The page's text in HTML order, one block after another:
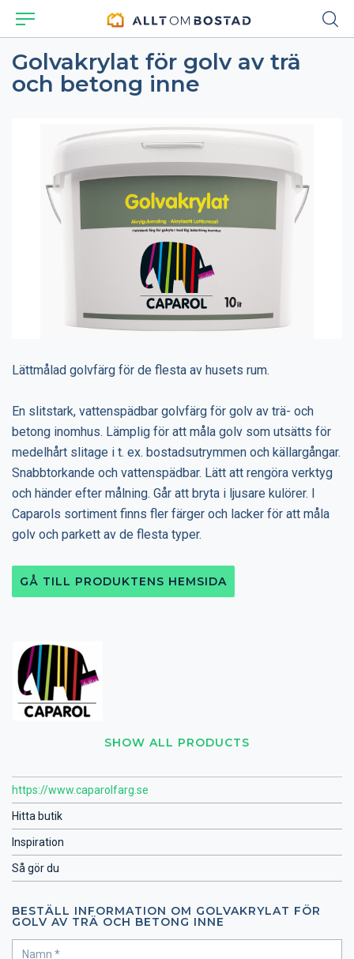
Golvakrylat för golv av trä
och betong inne
SHOW ALL PRODUCTS
https://www.caparolfarg.se
Hitta butik
Inspiration
Så gör du
BESTÄLL INFORMATION OM GOLVAKRYLAT FÖR
GOLV AV TRÄ OCH BETONG INNE
Lättmålad golvfärg för de flesta av husets rum.
En slitstark, vattenspädbar golvfärg för golv av trä- och
betong inomhus. Lämplig för att måla golv som utsätts för
medelhårt slitage i t. ex. bostadsutrymmen och källargångar.
Snabbtorkande och vattenspädbar. Lätt att rengöra verktyg
och händer efter målning. Går att bryta i ljusare kulörer. I
Caparols sortiment finns fler färger och lacker för att måla
golv och parkett av de flesta typer.
GÅ TILL PRODUKTENS HEMSIDA